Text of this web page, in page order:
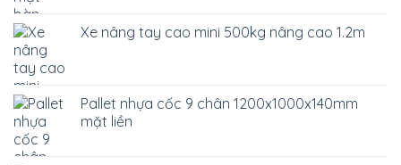
Xe nâng tay cao mini 500kg nâng cao 1.2m
Pallet nhựa cốc 9 chân 1200x1000x140mm
mặt liền